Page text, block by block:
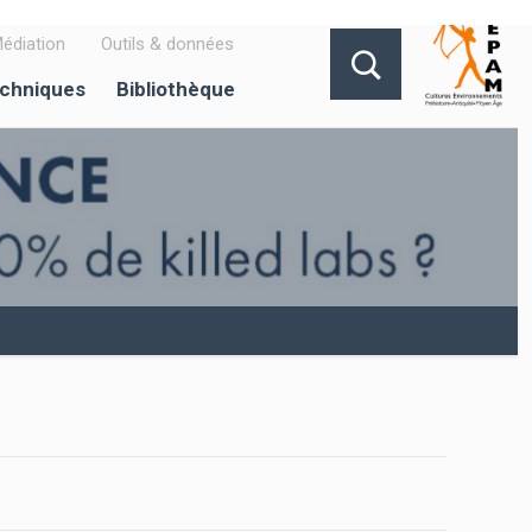
Outils & données
Bibliothèque